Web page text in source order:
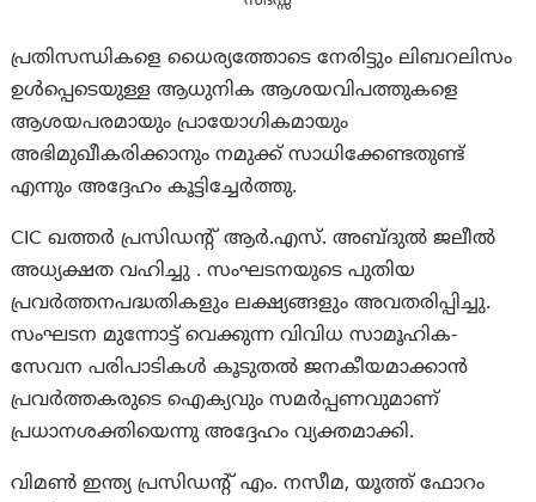
പ്രതിസന്ധികളെ ധൈര്യത്തോടെ നേരിട്ടും ലിബറലിസം
ഉൾപ്പെടെയുള്ള ആധുനിക ആശയവിപത്തുകളെ
ആശയപരമായും പ്രായോഗികമായും
അഭിമുഖീകരിക്കാനും നമുക്ക് സാധിക്കേണ്ടതുണ്ട്
എന്നും അദ്ദേഹം കൂട്ടിച്ചേർത്തു.
CIC ഖത്തർ പ്രസിഡന്റ് ആർ.എസ്. അബ്ദുൽ ജലീൽ
അധ്യക്ഷത വഹിച്ചു . സംഘടനയുടെ പുതിയ
പ്രവർത്തനപദ്ധതികളും ലക്ഷ്യങ്ങളും അവതരിപ്പിച്ചു.
സംഘടന മുന്നോട്ട് വെക്കുന്ന വിവിധ സാമൂഹിക-
സേവന പരിപാടികൾ കൂടുതൽ ജനകീയമാക്കാൻ
പ്രവർത്തകരുടെ ഐക്യവും സമർപ്പണവുമാണ്
പ്രധാനശക്തിയെന്നു അദ്ദേഹം വ്യക്തമാക്കി.
വിമൺ ഇന്ത്യ പ്രസിഡന്റ് എം. നസീമ, യൂത്ത് ഫോറം